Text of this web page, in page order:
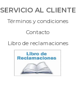
SERVICIO AL CLIENTE
Términos y condiciones
Contacto
Libro de reclamaciones